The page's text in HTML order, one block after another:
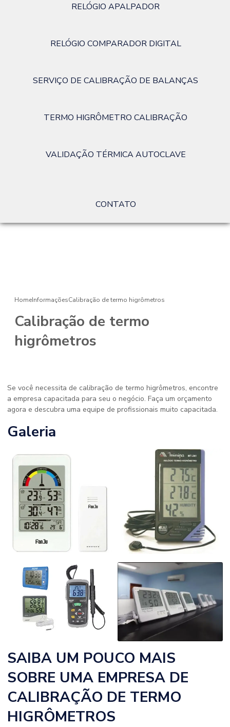
RELÓGIO APALPADOR
RELÓGIO COMPARADOR DIGITAL
SERVIÇO DE CALIBRAÇÃO DE BALANÇAS
TERMO HIGRÔMETRO CALIBRAÇÃO
VALIDAÇÃO TÉRMICA AUTOCLAVE
CONTATO
HomeInformaçõesCalibração de termo higrômetros
Calibração de termo
higrômetros
Se você necessita de calibração de termo higrômetros, encontre
a empresa capacitada para seu o negócio. Faça um orçamento
agora e descubra uma equipe de profissionais muito capacitada.
Galeria
SAIBA UM POUCO MAIS
SOBRE UMA EMPRESA DE
CALIBRAÇÃO DE TERMO
HIGRÔMETROS